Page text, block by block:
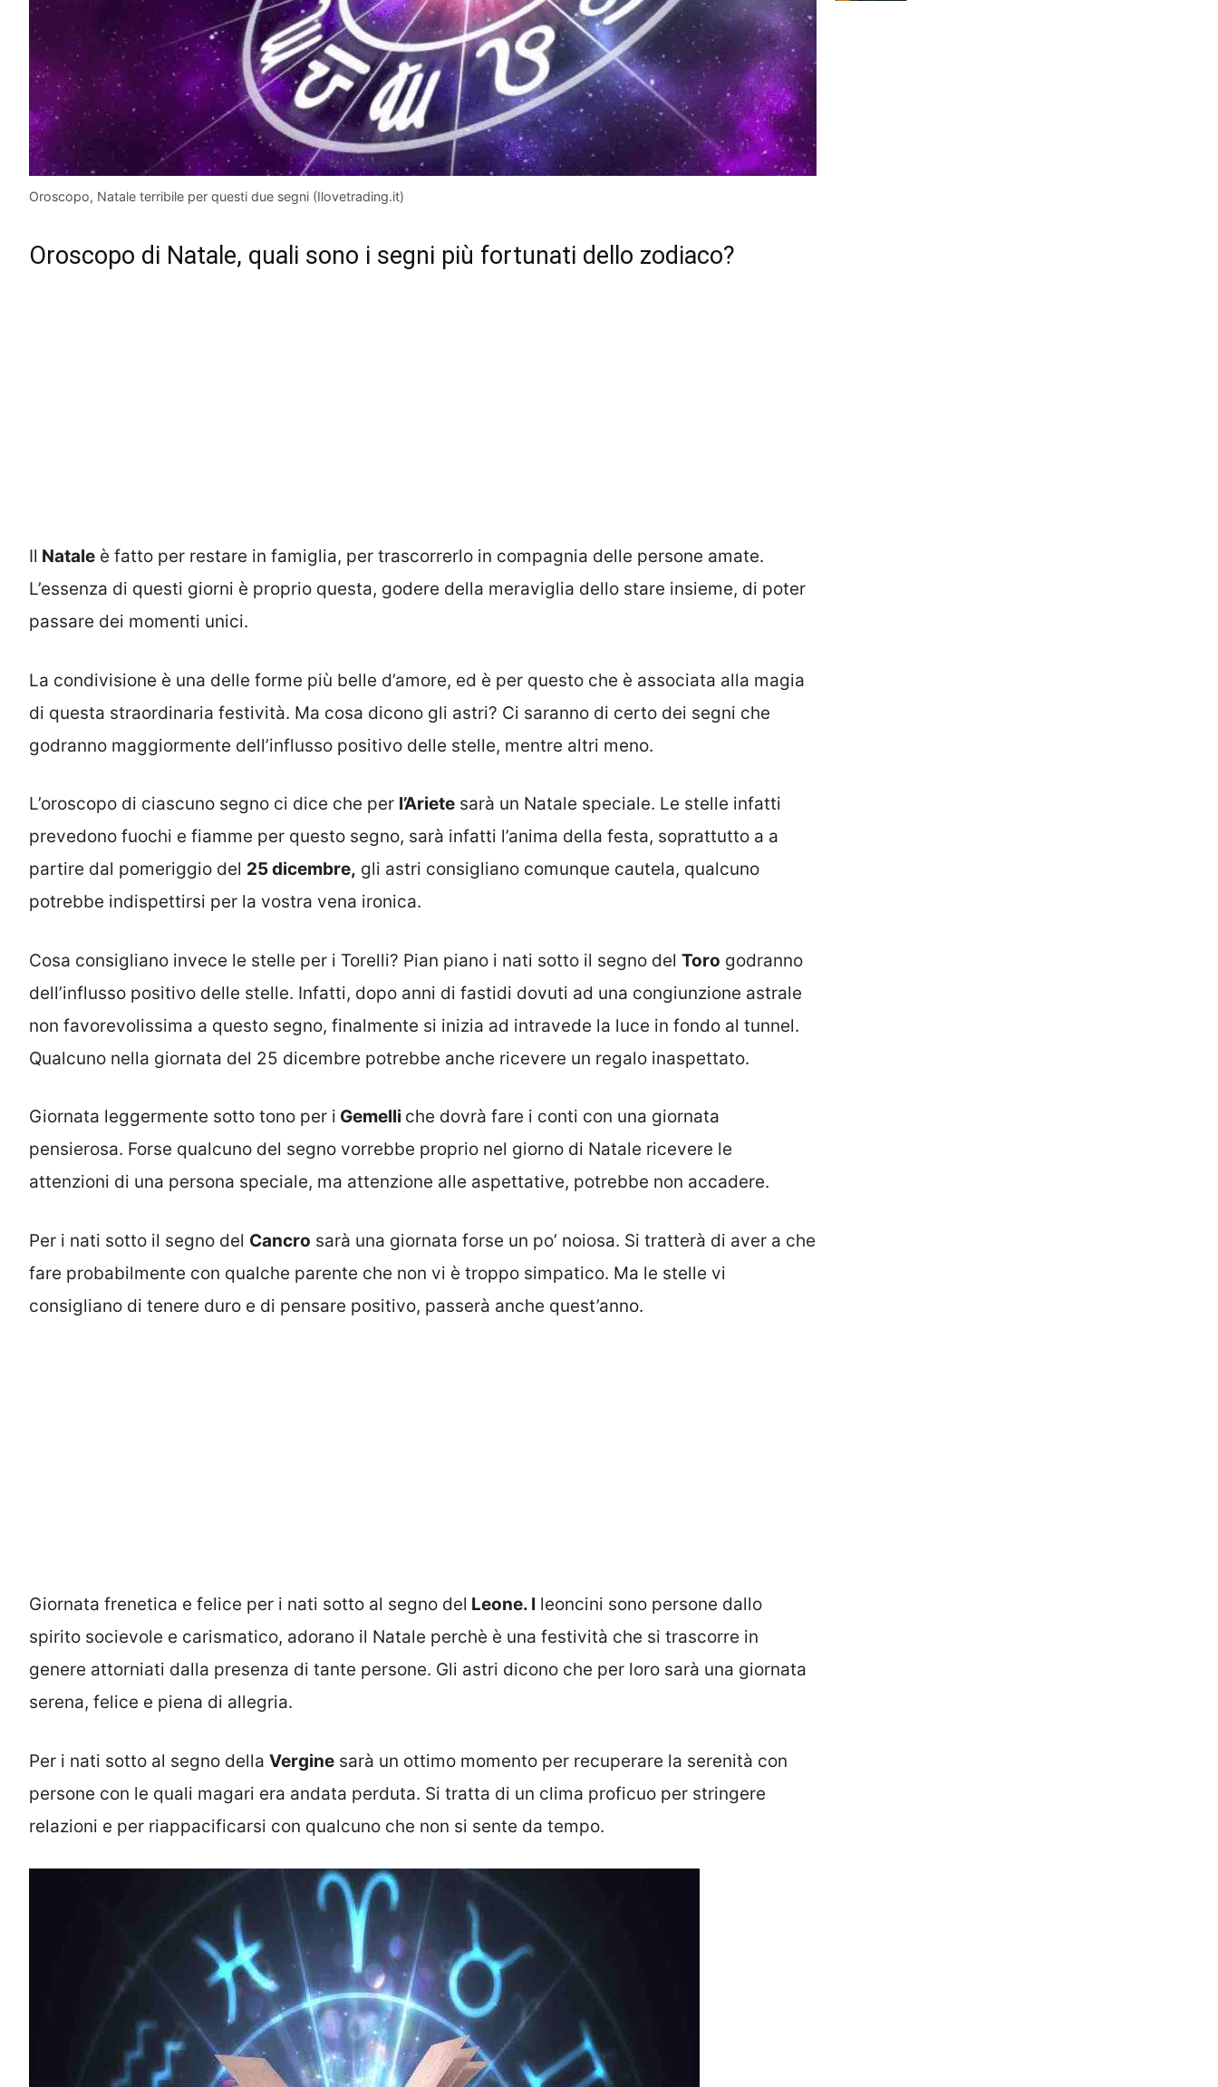
Oroscopo, Natale terribile per questi due segni (Ilovetrading.it)
Oroscopo di Natale, quali sono i segni più fortunati dello zodiaco?
Il Natale è fatto per restare in famiglia, per trascorrerlo in compagnia delle persone amate.
L’essenza di questi giorni è proprio questa, godere della meraviglia dello stare insieme, di poter
passare dei momenti unici.
La condivisione è una delle forme più belle d’amore, ed è per questo che è associata alla magia
di questa straordinaria festività. Ma cosa dicono gli astri? Ci saranno di certo dei segni che
godranno maggiormente dell’influsso positivo delle stelle, mentre altri meno.
L’oroscopo di ciascuno segno ci dice che per l’Ariete sarà un Natale speciale. Le stelle infatti
prevedono fuochi e fiamme per questo segno, sarà infatti l’anima della festa, soprattutto a a
partire dal pomeriggio del 25 dicembre, gli astri consigliano comunque cautela, qualcuno
potrebbe indispettirsi per la vostra vena ironica.
Cosa consigliano invece le stelle per i Torelli? Pian piano i nati sotto il segno del Toro godranno
dell’influsso positivo delle stelle. Infatti, dopo anni di fastidi dovuti ad una congiunzione astrale
non favorevolissima a questo segno, finalmente si inizia ad intravede la luce in fondo al tunnel.
Qualcuno nella giornata del 25 dicembre potrebbe anche ricevere un regalo inaspettato.
Giornata leggermente sotto tono per i Gemelli che dovrà fare i conti con una giornata
pensierosa. Forse qualcuno del segno vorrebbe proprio nel giorno di Natale ricevere le
attenzioni di una persona speciale, ma attenzione alle aspettative, potrebbe non accadere.
Per i nati sotto il segno del Cancro sarà una giornata forse un po’ noiosa. Si tratterà di aver a che
fare probabilmente con qualche parente che non vi è troppo simpatico. Ma le stelle vi
consigliano di tenere duro e di pensare positivo, passerà anche quest’anno.
Giornata frenetica e felice per i nati sotto al segno del Leone. I leoncini sono persone dallo
spirito socievole e carismatico, adorano il Natale perchè è una festività che si trascorre in
genere attorniati dalla presenza di tante persone. Gli astri dicono che per loro sarà una giornata
serena, felice e piena di allegria.
Per i nati sotto al segno della Vergine sarà un ottimo momento per recuperare la serenità con
persone con le quali magari era andata perduta. Si tratta di un clima proficuo per stringere
relazioni e per riappacificarsi con qualcuno che non si sente da tempo.